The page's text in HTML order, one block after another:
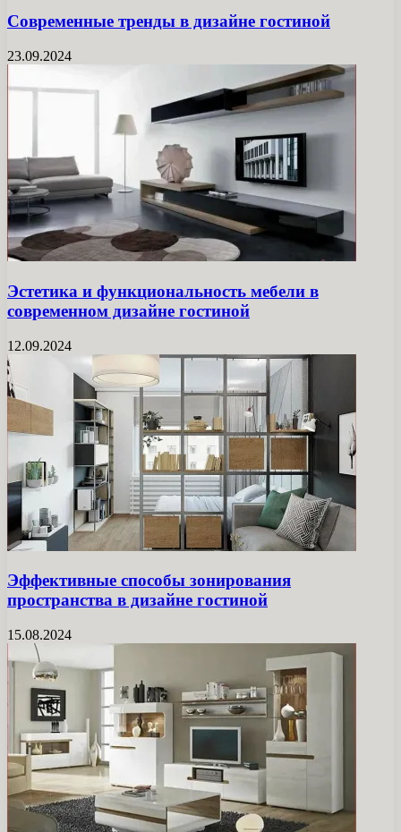
Современные тренды в дизайне гостиной
23.09.2024
Эстетика и функциональность мебели в
современном дизайне гостиной
12.09.2024
Эффективные способы зонирования
пространства в дизайне гостиной
15.08.2024